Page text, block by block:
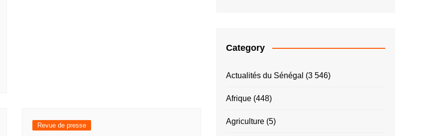
Revue de presse
Category
Actualités du Sénégal (3 546)
Afrique (448)
Agriculture (5)